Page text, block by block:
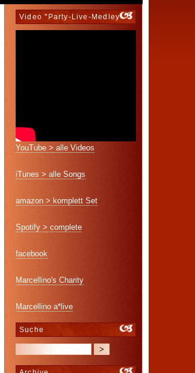
Video "Party-Live-Medley"
YouTube > alle Videos
iTunes > alle Songs
amazon > komplett Set
Spotify > complete
facebook
Marcellino's Charity
Marcellino a*live
Suche